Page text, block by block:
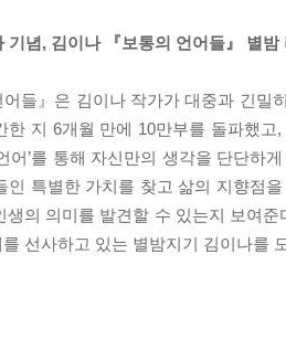
기념, 김이나 『보통의 언어들』 별
어들』은 김이나 작가가 대중과 긴
한 지 6개월 만에 10만부를 돌파했
어’를 통해 자신만의 생각을 단단
인 특별한 가치를 찾고 삶의 지향점
생의 의미를 발견할 수 있는지 보여
선사하고 있는 별밤지기 김이나를